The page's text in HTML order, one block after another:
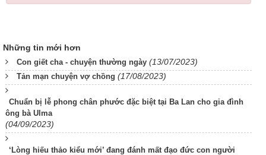
Những tin mới hơn
Con giết cha - chuyện thường ngày (13/07/2023)
Tản mạn chuyện vợ chồng (17/08/2023)
Chuẩn bị lễ phong chân phước đặc biệt tại Ba Lan cho gia đình
ông bà Ulma
(04/09/2023)
‘Lòng hiếu thảo kiểu mới’ đang đánh mất đạo đức con người